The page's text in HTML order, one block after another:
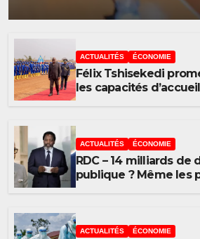
l’UDPS/Tshisekedi
grands enjeux de
développement de la
ACTUALITÉS ÉCONOMIE
Félix Tshisekedi
les capacités
ACTUALITÉS ÉCONOMIE
RDC – 14 milliards
publique ? Même les
ACTUALITÉS ÉCONOMIE